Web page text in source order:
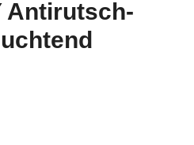
Antirutsch-